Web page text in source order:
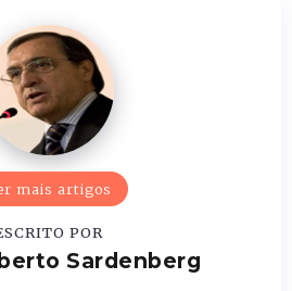
mais artigos
POR
Sardenberg